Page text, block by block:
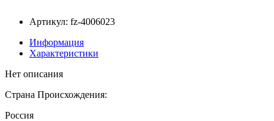
Артикул: fz-4006023
Информация
Характеристики
Нет описания
Страна Происхождения:
Россия